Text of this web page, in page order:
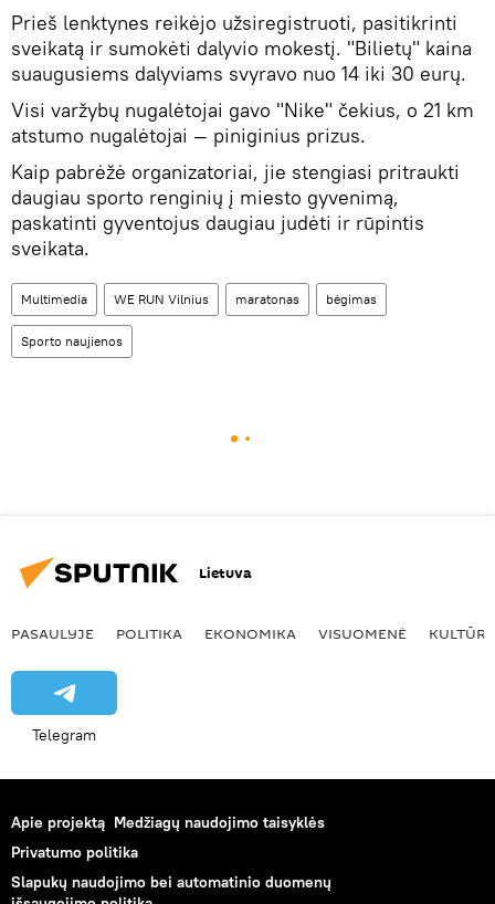
Prieš lenktynes ​​reikėjo užsiregistruoti, pasitikrinti
sveikatą ir sumokėti dalyvio mokestį. "Bilietų" kaina
suaugusiems dalyviams svyravo nuo 14 iki 30 eurų.
Visi varžybų nugalėtojai gavo "Nike" čekius, o 21 km
atstumo nugalėtojai — piniginius prizus.
Kaip pabrėžė organizatoriai, jie stengiasi pritraukti
daugiau sporto renginių į miesto gyvenimą,
paskatinti gyventojus daugiau judėti ir rūpintis
sveikata.
Multimedia WE RUN Vilnius maratonas bėgimas
Sporto naujienos
Lietuva
PASAULYJE POLITIKA EKONOMIKA VISUOMENĖ KULTŪRA
Telegram
Apie projektą Medžiagų naudojimo taisyklės
Privatumo politika
Slapukų naudojimo bei automatinio duomenų